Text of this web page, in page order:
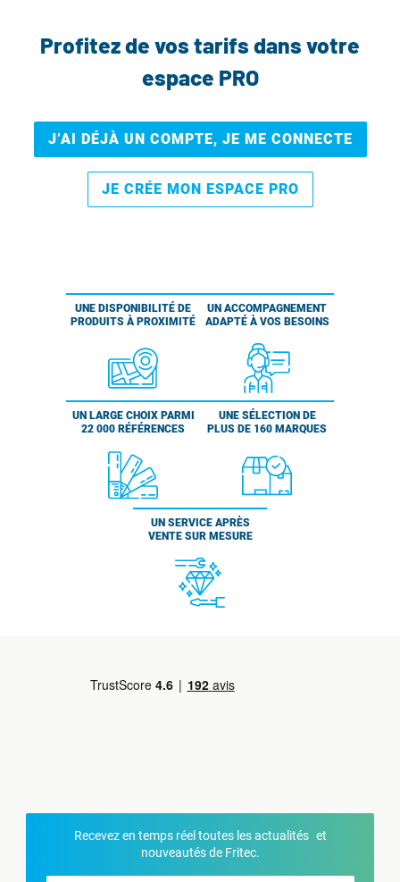
Profitez de vos tarifs dans votre
espace PRO
J’AI DÉJÀ UN COMPTE, JE ME CONNECTE
JE CRÉE MON ESPACE PRO
UNE DISPONIBILITÉ DE
PRODUITS À PROXIMITÉ
UN ACCOMPAGNEMENT
ADAPTÉ À VOS BESOINS
UN LARGE CHOIX PARMI
22 000 RÉFÉRENCES
UNE SÉLECTION DE
PLUS DE 160 MARQUES
UN SERVICE APRÈS
VENTE SUR MESURE
Recevez en temps réel toutes les actualités et
nouveautés de Fritec.